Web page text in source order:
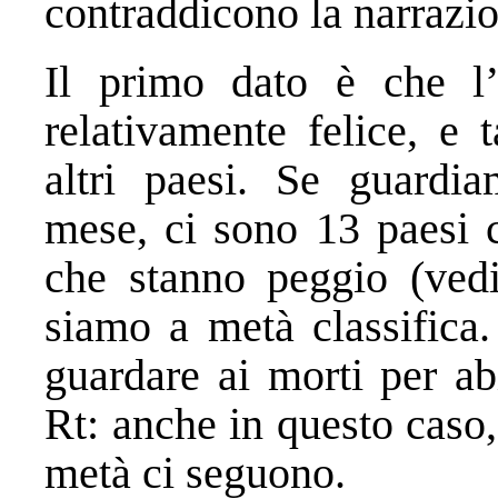
contraddicono la
Il primo dato è che
relativamente felice, e
altri paesi. Se
mese, ci sono 13
che stanno peggio
siamo a metà
guardare ai morti per
Rt: anche in questo
metà ci seguono.